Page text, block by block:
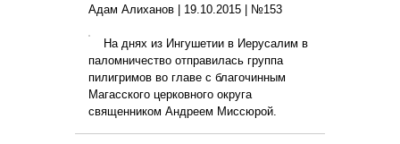
Адам Алиханов | 19.10.2015 №153
На днях из Ингушетии в Иерусалим в
паломничество отправилась группа
пилигримов во главе с благочинным
Магасского церковного округа
священником Андреем Миссюрой.